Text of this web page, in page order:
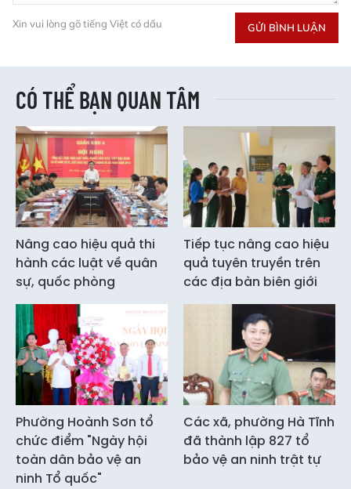
Xin vui lòng gõ tiếng Việt có dấu GỬI BÌNH LUẬN
CÓ THỂ BẠN QUAN TÂM
Nâng cao hiệu quả thi
hành các luật về quân
sự, quốc phòng
Tiếp tục nâng cao hiệu
quả tuyên truyền trên
các địa bàn biên giới
Phường Hoành Sơn tổ
chức điểm "Ngày hội
toàn dân bảo vệ an
ninh Tổ quốc"
Các xã, phường Hà Tĩnh
đã thành lập 827 tổ
bảo vệ an ninh trật tự